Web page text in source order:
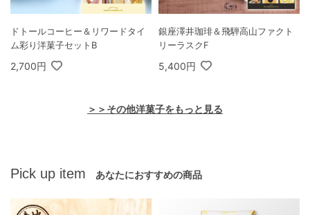
ドトールコーヒー＆リワードタイ
ム彩り洋菓子セットB
2,700円
銀座澤井珈琲＆飛騨高山ファクト
リーラスクF
5,400円
＞＞その他洋菓子をもっと見る
Pick up item あなたにおすすめの商品